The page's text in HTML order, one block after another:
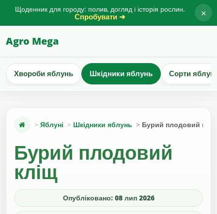
Щоденник для городу: полив, догляд і історія рослин.
Спробувати ➜ ×
Agro Mega
Хвороби яблунь Шкідники яблунь Сорти
Яблуні Шкідники яблунь Бурий плодовий кліщ
Бурий плодовий
кліщ
Опубліковано: 08 лип 2026